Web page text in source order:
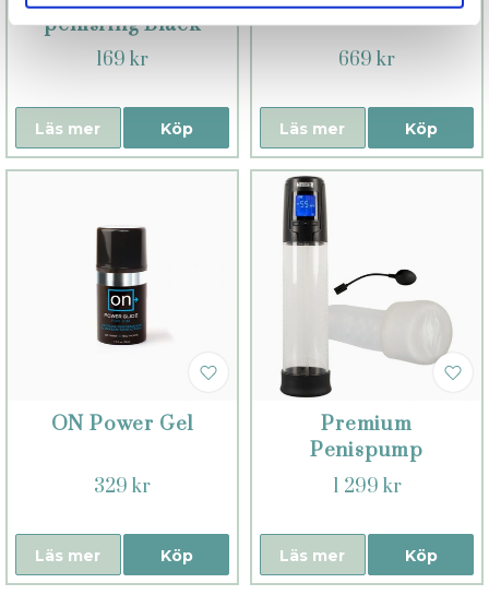
penisring Black
169 kr
Köp
Läs mer
669 kr
Köp
Läs mer
ON Power Gel
329 kr
Köp
Läs mer
Premium
Penispump
1 299 kr
Köp
Läs mer